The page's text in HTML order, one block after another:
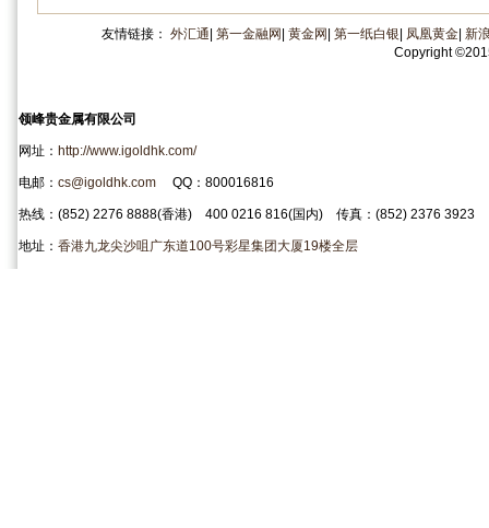
友情链接： 外汇通 第一金融网 黄金网 第一纸白银 凤凰黄金| 新
Copyright©
领峰贵金属有限公司
网址： http://www.igoldhk.com/
电邮： cs@igoldhk.com QQ：800016816
热线：(852) 2276 8888(香港) 400 0216 816(国内) 传真：(852) 2376 3923
地址： 香港九龙尖沙咀广东道100号彩星集团大厦19楼全层